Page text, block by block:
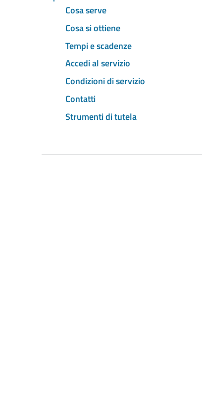
Cosa serve
Cosa si ottiene
Tempi e scadenze
Accedi al servizio
Condizioni di servizio
Contatti
Strumenti di tutela